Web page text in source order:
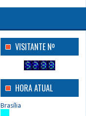
VISITANTE Nº
HORA ATUAL
Brasília